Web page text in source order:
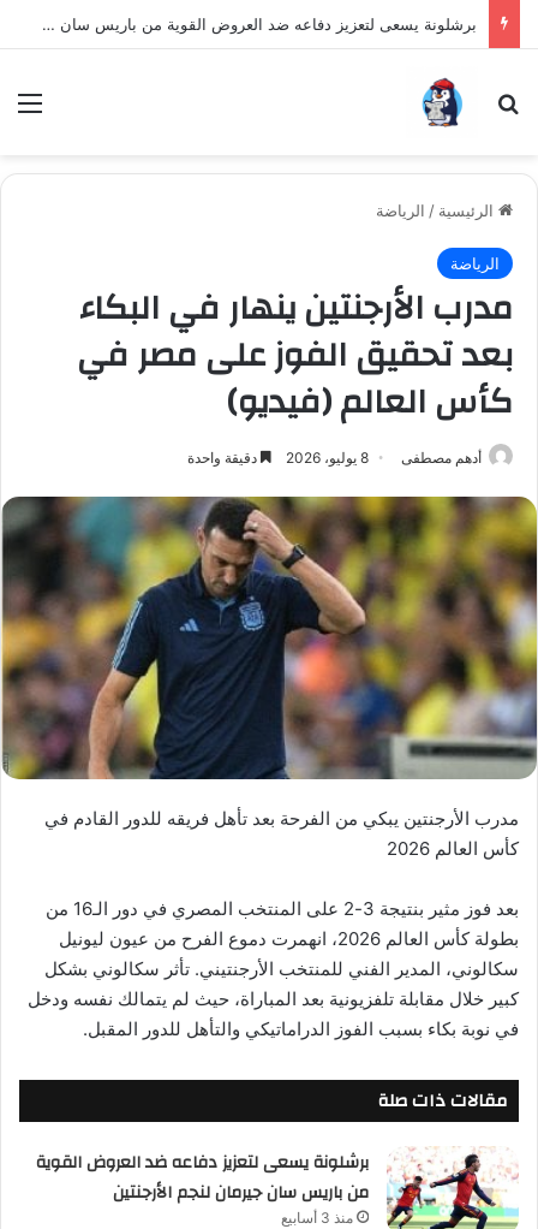
برشلونة يسعى لتعزيز دفاعه ضد العروض القوية من باريس سان جيرمان لنجم الأرجنتين
بحث عن
الرئيسية / الرياضة
الرياضة
مدرب الأرجنتين ينهار في البكاء
بعد تحقيق الفوز على مصر في
كأس العالم (فيديو)
أدهم مصطفى 8 يوليو، 2026 دقيقة واحدة
مدرب الأرجنتين يبكي من الفرحة بعد تأهل فريقه للدور القادم في
كأس العالم 2026
بعد فوز مثير بنتيجة 3-2 على المنتخب المصري في دور الـ16 من
بطولة كأس العالم 2026، انهمرت دموع الفرح من عيون ليونيل
سكالوني، المدير الفني للمنتخب الأرجنتيني. تأثر سكالوني بشكل
كبير خلال مقابلة تلفزيونية بعد المباراة، حيث لم يتمالك نفسه ودخل
في نوبة بكاء بسبب الفوز الدراماتيكي والتأهل للدور المقبل.
مقالات ذات صلة
برشلونة يسعى لتعزيز دفاعه ضد العروض القوية
من باريس سان جيرمان لنجم الأرجنتين
منذ 3 أسابيع